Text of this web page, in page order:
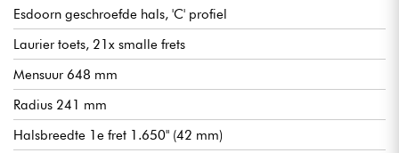
Esdoorn geschroefde hals, 'C' profiel
Laurier toets, 21x smalle frets
Mensuur 648 mm
Radius 241 mm
Halsbreedte 1e fret 1.650" (42 mm)